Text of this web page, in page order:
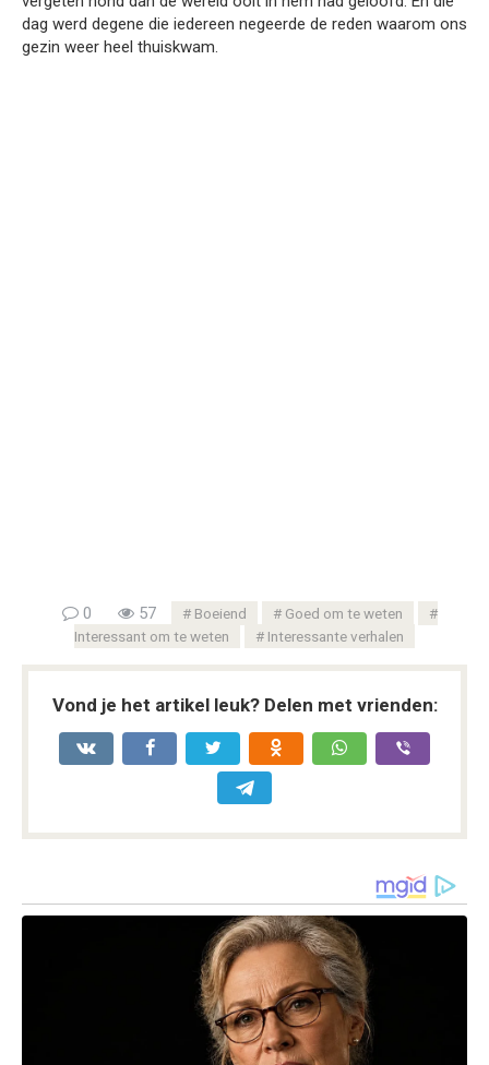
dag werd degene die iedereen negeerde de reden waarom ons
gezin weer heel thuiskwam.
0 57 Boeiend
Goed om te weten
Interessant om te weten
Interessante verhalen
Vond je het artikel leuk? Delen met vrienden: